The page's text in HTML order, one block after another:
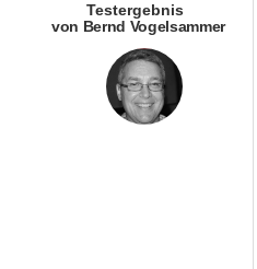
Testergebnis
von Bernd Vogelsammer